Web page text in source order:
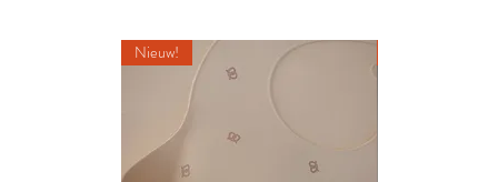
Nieuw!